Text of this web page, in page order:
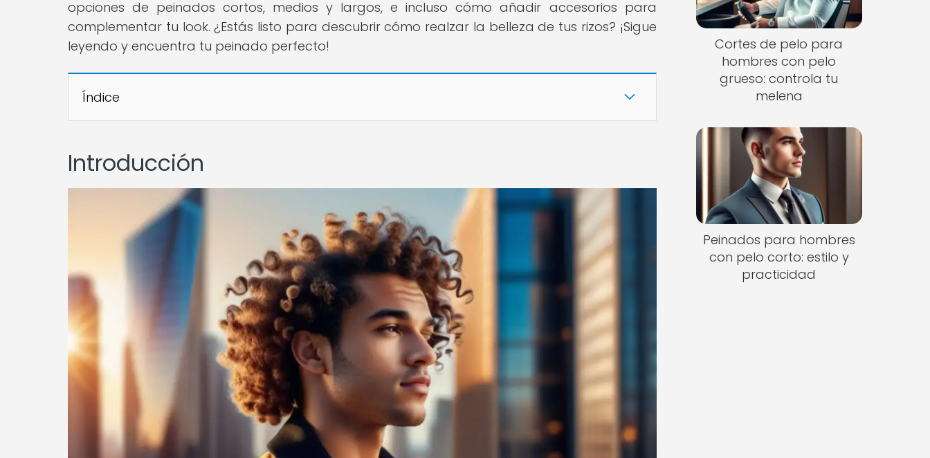
opciones de peinados cortos, medios y largos, e incluso cómo añadir accesorios para
complementar tu look. ¿Estás listo para descubrir cómo realzar la belleza de tus rizos? ¡Sigue
leyendo y encuentra tu peinado perfecto!
Índice
Introducción
Cortes de pelo para
hombres con pelo
grueso: controla tu
melena
Peinados para hombres
con pelo corto: estilo y
practicidad